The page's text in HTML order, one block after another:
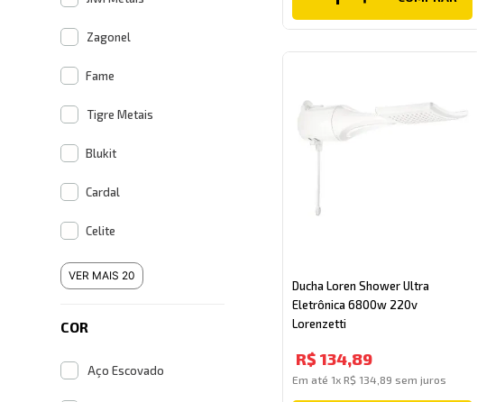
Zagonel
Fame
Tigre Metais
Blukit
Cardal
Celite
VER MAIS 20
COR
Aço Escovado
Ducha Loren Shower Ultra
Eletrônica 6800w 220v
Lorenzetti
R$ 134,89
Em até 1x R$ 134 89 sem juros